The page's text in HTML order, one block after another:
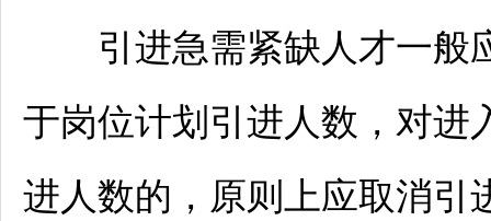
引进急需紧缺人才一般
于岗位计划引进人数，对进
进人数的，原则上应取消引